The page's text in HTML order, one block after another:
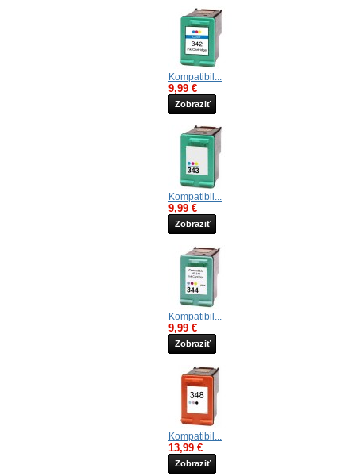
Kompatibil...
9,99 €
Zobraziť
Kompatibil...
9,99 €
Zobraziť
Kompatibil...
9,99 €
Zobraziť
Kompatibil...
13,99 €
Zobraziť